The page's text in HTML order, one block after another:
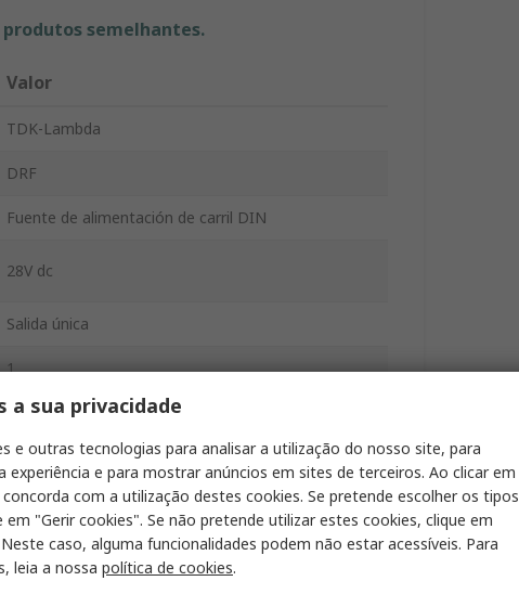
semelhantes.
Valor
TDK-Lambda
DRF
Fuente de alimentación de carril DIN
28V dc
Salida única
1
1
AC
960W
40A
a sua privacidade
e outras tecnologias para analisar a utilização do nosso site, para
experiência e para mostrar anúncios em sites de terceiros. Ao clicar em
com a utilização destes cookies. Se pretende escolher os tipos
em "Gerir cookies". Se não pretende utilizar estes cookies, clique em
caso, alguma funcionalidades podem não estar acessíveis. Para
leia a nossa política de cookies.